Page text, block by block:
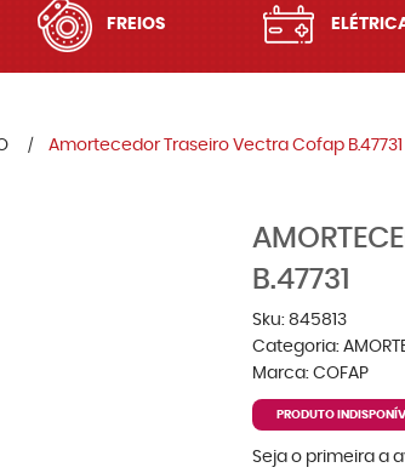
FREIOS
Amortecedor Traseiro Vectra Cofap B.47731
B.47731
Sku: 845813
Categoria:
Marca: COFAP
PRODUTO
Seja o primeira a